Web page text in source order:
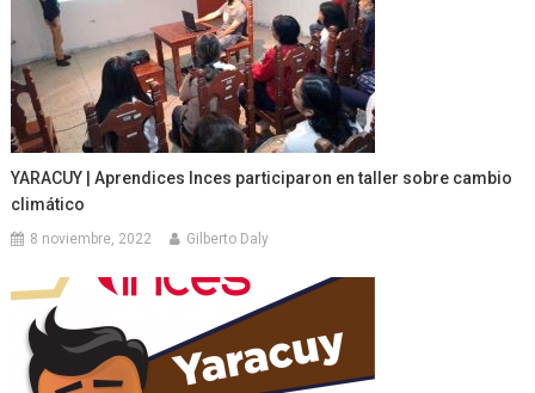
YARACUY | Aprendices Inces participaron en taller sobre cambio
climático
8 noviembre, 2022 Gilberto Daly